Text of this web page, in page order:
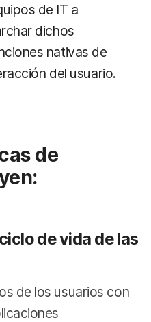
de IT a
dichos
nativas de
del usuario.
de
de vida de las
de los usuarios con